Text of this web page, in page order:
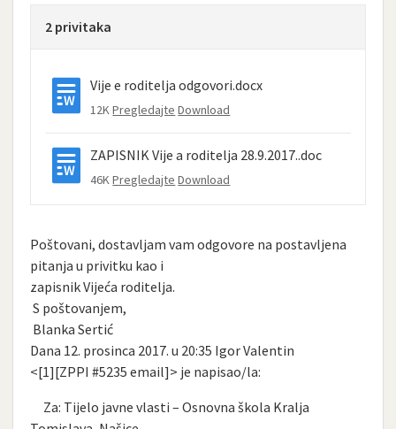
2 privitaka
Vije e roditelja odgovori.docx
12KPregledajte Download
ZAPISNIK Vije a roditelja 28.9.2017..doc
46KPregledajte Download
Poštovani, dostavljam vam odgovore na postavljena
pitanja u privitku kao i
zapisnik Vijeća roditelja.
S poštovanjem,
Blanka Sertić
Dana 12. prosinca 2017. u 20:35 Igor Valentin
<[1][ZPPI #5235 email]> je napisao/la:
Za: Tijelo javne vlasti – Osnovna škola Kralja